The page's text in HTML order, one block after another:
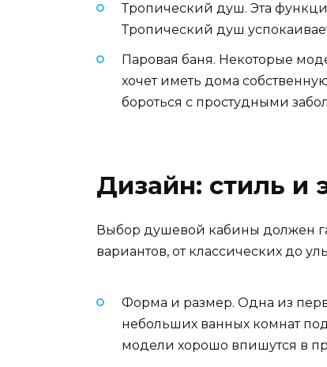
Тропический душ. Эта
Тропический душ
Паровая баня. Некоторые
хочет иметь дома
бороться с простудными
Дизайн: стиль и
Выбор душевой кабины должен
вариантов, от классических до
Форма и размер. Одна из
небольших ванных комнат
модели хорошо впишутся в